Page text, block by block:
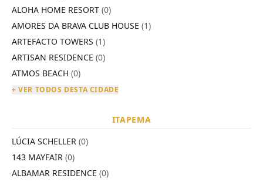
ALOHA HOME RESORT (0)
AMORES DA BRAVA CLUB HOUSE (1)
ARTEFACTO TOWERS (1)
ARTISAN RESIDENCE (0)
ATMOS BEACH (0)
+ VER TODOS DESTA CIDADE
ITAPEMA
LÚCIA SCHELLER (0)
143 MAYFAIR (0)
ALBAMAR RESIDENCE (0)